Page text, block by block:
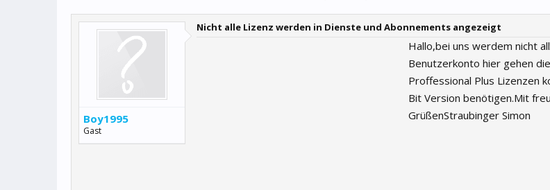
Boy1995
Gast
Nicht alle Lizenz werden in Dienste und Abonnements angezeigt
Hallo,bei uns werdem nicht
Benutzerkonto hier gehen
Proffessional Plus Lizenzen
Bit Version benötigen.Mit
GrüßenStraubinger Simon